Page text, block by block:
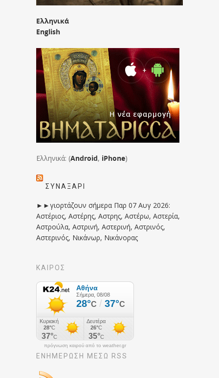
Ελληνικά
English
Ελληνικά: (Android, iPhone)
ΣΥΝΑΞΆΡΙ
►►γιορτάζουν σήμερα Παρ 07 Αυγ 2026:
Αστέριος, Αστέρης, Αστρης, Αστέρω, Αστερία,
Αστρούλα, Αστρινή, Αστερινή, Αστρινός,
Αστερινός, Νικάνωρ, Νικάνορας
ΚΑΙΡΟΣ
πρόγνωση καιρού από το weather.gr
ΕΝΗΜΈΡΩΣΉ ΜΕΣΩ RSS